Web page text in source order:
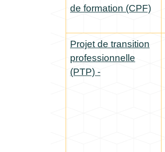
de formation (CPF)
Projet de transition
professionnelle
(PTP) -